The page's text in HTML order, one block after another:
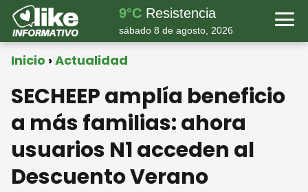
9°C Resistencia
sábado 8 de agosto, 2026
Inicio Actualidad
SECHEEP amplía beneficio
a más familias: ahora
usuarios N1 acceden al
Descuento Verano